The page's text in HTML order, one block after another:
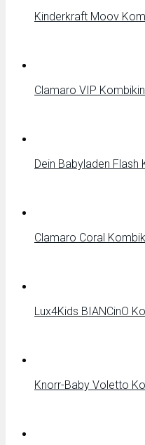
Kinderkraft Moov
Clamaro VIP
Dein Babyladen Flash
Clamaro Coral
Lux4Kids BIANCinO
Knorr-Baby Voletto